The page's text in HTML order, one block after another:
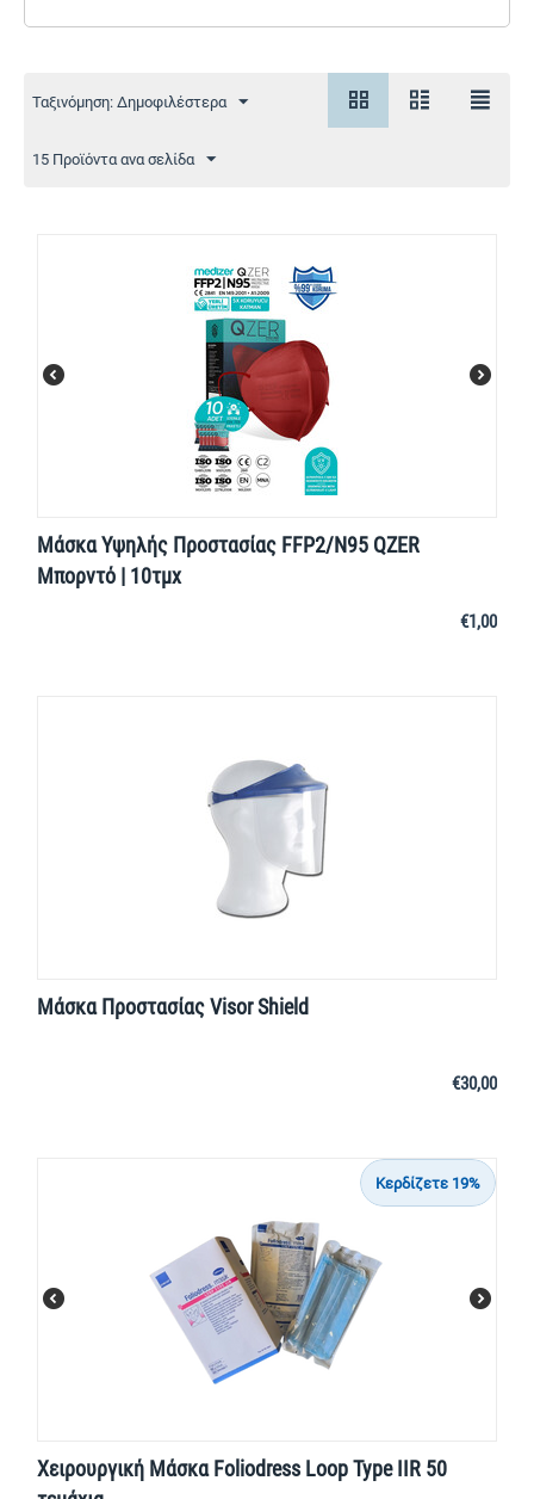
Ταξινόμηση: Δημοφιλέστερα
15 Προϊόντα ανα σελίδα
Μάσκα Υψηλής Προστασίας FFP2/N95 QZER
Μπορντό | 10τμχ
€1,00
Μάσκα Προστασίας Visor Shield
€30,00
Κερδίζετε 19%
Χειρουργική Μάσκα Foliodress Loop Type IIR 50